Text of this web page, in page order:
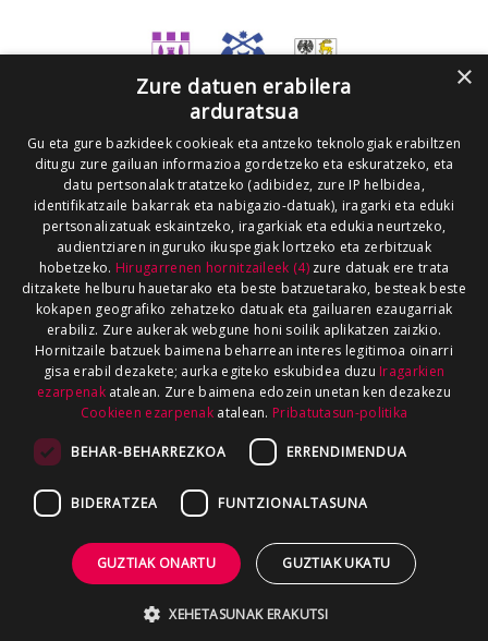
×
Zure datuen erabilera
arduratsua
Gu eta gure bazkideek cookieak eta antzeko teknologiak erabiltzen
ditugu zure gailuan informazioa gordetzeko eta eskuratzeko, eta
datu pertsonalak tratatzeko (adibidez, zure IP helbidea,
identifikatzaile bakarrak eta nabigazio-datuak), iragarki eta eduki
pertsonalizatuak eskaintzeko, iragarkiak eta edukia neurtzeko,
audientziaren inguruko ikuspegiak lortzeko eta zerbitzuak
hobetzeko. Hirugarrenen hornitzaileek (4)zure datuak ere trata
ditzakete helburu hauetarako eta beste batzuetarako, besteak beste
kokapen geografiko zehatzeko datuak eta gailuaren ezaugarriak
erabiliz. Zure aukerak webgune honi soilik aplikatzen zaizkio.
Hornitzaile batzuek baimena beharrean interes legitimoa oinarri
gisa erabil dezakete; aurka egiteko eskubidea duzu Iragarkien
ezarpenakatalean. Zure baimena edozein unetan ken dezakezu
Cookieen ezarpenak atalean. Pribatutasun-politika
BEHAR-BEHARREZKOA ERRENDIMENDUA
BIDERATZEA FUNTZIONALTASUNA
GUZTIAK ONARTU GUZTIAK UKATU
XEHETASUNAK ERAKUTSI